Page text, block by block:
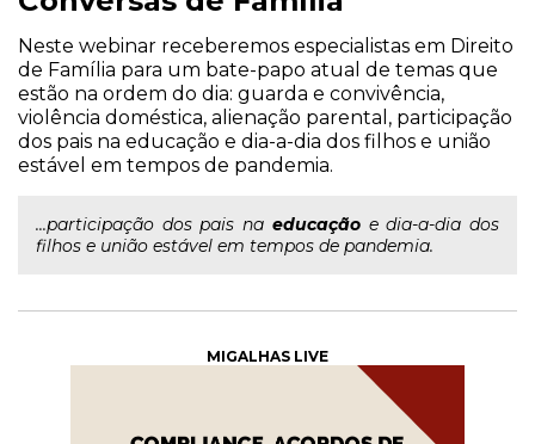
Neste webinar receberemos especialistas em Direito
de Família para um bate-papo atual de temas que
estão na ordem do dia: guarda e convivência,
violência doméstica, alienação parental, participação
dos pais na educação e dia-a-dia dos filhos e união
estável em tempos de pandemia.
...participação dos pais na educaçãoe dia-a-dia dos
filhos e união estável em tempos de pandemia.
MIGALHAS LIVE